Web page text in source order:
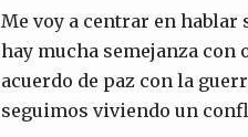
Me voy a centrar en hablar
hay mucha semejanza con
acuerdo de paz con la
seguimos viviendo un